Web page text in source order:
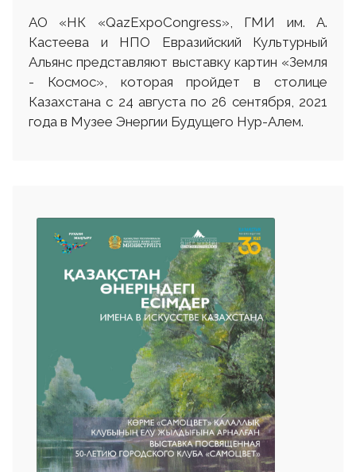
АО «НК «QazExpoCongress», ГМИ им. А.
Кастеева и НПО Евразийский Культурный
Альянс представляют выставку картин «Земля
- Космос», которая пройдет в столице
Казахстана с 24 августа по 26 сентября, 2021
года в Музее Энергии Будущего Нур-Алем.